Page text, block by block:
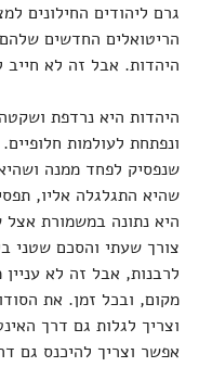
גרם ליהודים החילונים
הריטואלים החדשים
היהדות. אבל זה לא חייב
היהדות היא נרדפת
ונפתחת לעולמות
שנפסיק לפחד ממנה
שהיא התגלגלה אליו,
היא נתונה במשמורת אצל
צורך שעתי והסכם שטני
לרבנות, אבל זה לא
מקום, ובכל זמן. את
וצריך לגלות גם דרך
אפשר וצריך להיכנס גם